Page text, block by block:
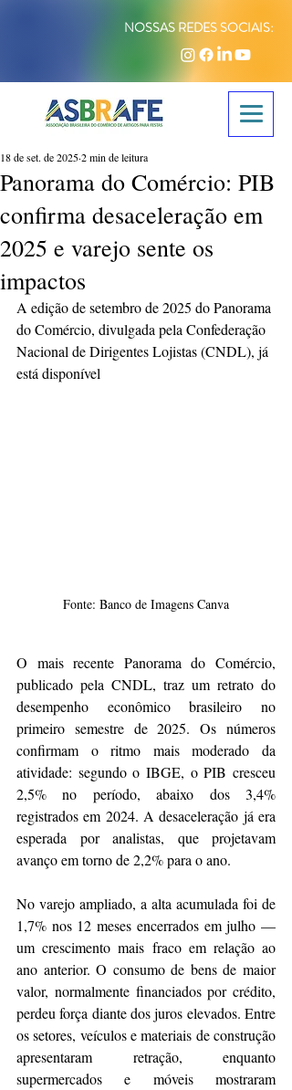
NOSSAS REDES SOCIAIS:
Panorama do Comércio: PIB
confirma desaceleração em
2025 e varejo sente os
impactos
18 de set. de 20252 min de leitura
A edição de setembro de 2025 do Panorama
do Comércio, divulgada pela Confederação
Nacional de Dirigentes Lojistas (CNDL), já
está disponível
Fonte: Banco de Imagens Canva
O mais recente Panorama do Comércio,
publicado pela CNDL, traz um retrato do
desempenho econômico brasileiro no
primeiro semestre de 2025. Os números
confirmam o ritmo mais moderado da
atividade: segundo o IBGE, o PIB cresceu
2,5% no período, abaixo dos 3,4%
registrados em 2024. A desaceleração já era
esperada por analistas, que projetavam
avanço em torno de 2,2% para o ano.
No varejo ampliado, a alta acumulada foi de
1,7% nos 12 meses encerrados em julho —
um crescimento mais fraco em relação ao
ano anterior. O consumo de bens de maior
valor, normalmente financiados por crédito,
perdeu força diante dos juros elevados. Entre
os setores, veículos e materiais de construção
apresentaram retração, enquanto
supermercados e móveis mostraram